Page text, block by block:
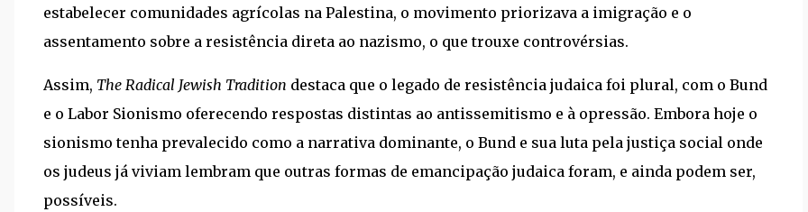
estabelecer comunidades agrícolas na Palestina, o movimento priorizava a imigração e o
assentamento sobre a resistência direta ao nazismo, o que trouxe controvérsias.
Assim, The Radical Jewish Tradition destaca que o legado de resistência judaica foi plural, com o Bund
e o Labor Sionismo oferecendo respostas distintas ao antissemitismo e à opressão. Embora hoje o
sionismo tenha prevalecido como a narrativa dominante, o Bund e sua luta pela justiça social onde
os judeus já viviam lembram que outras formas de emancipação judaica foram, e ainda podem ser,
possíveis.